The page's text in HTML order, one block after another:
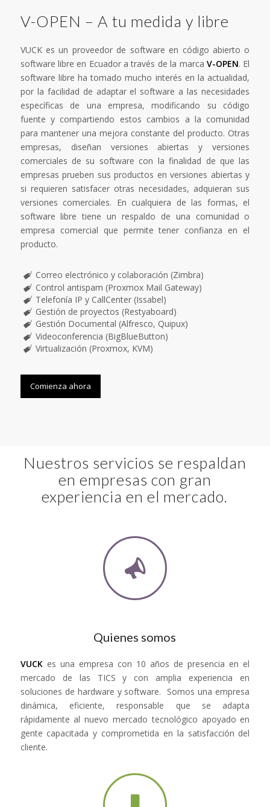
V-OPEN – A tu medida y libre
VUCK es un proveedor de software en código abierto o
software libre en Ecuador a través de la marcaV-OPEN. El
software libre ha tomado mucho interés en la actualidad,
por la facilidad de adaptar el software a las necesidades
específicas de una empresa, modificando su código
fuente y compartiendo estos cambios a la comunidad
para mantener una mejora constante del producto. Otras
empresas, diseñan versiones abiertas y versiones
comerciales de su software con la finalidad de que las
empresas prueben sus productos en versiones abiertas y
si requieren satisfacer otras necesidades, adquieran sus
versiones comerciales. En cualquiera de las formas, el
software libre tiene un respaldo de una comunidad o
empresa comercial que permite tener confianza en el
producto.
Correo electrónico y colaboración (Zimbra)
Control antispam (Proxmox Mail Gateway)
Telefonía IP y CallCenter (Issabel)
Gestión de proyectos (Restyaboard)
Gestión Documental (Alfresco, Quipux)
Videoconferencia (BigBlueButton)
Virtualización (Proxmox, KVM)
Comienza ahora
Nuestros servicios se respaldan
en empresas con gran
experiencia en el mercado.
Quienes somos
VUCKes una empresa con 10 años de presencia en el
mercado de las TICS y con amplia experiencia en
soluciones de hardware y software. Somos una empresa
dinámica, eficiente, responsable que se adapta
rápidamente al nuevo mercado tecnológico apoyado en
gente capacitada y comprometida en la satisfacción del
cliente.